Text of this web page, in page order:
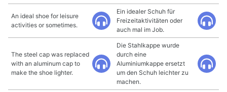
An ideal shoe for leisure
activities or sometimes.
Ein idealer Schuh für
Freizeitaktivitäten oder
auch mal im Job.
The steel cap was replaced
with an aluminum cap to
make the shoe lighter.
Die Stahlkappe wurde
durch eine
Aluminiumkappe ersetzt
um den Schuh leichter zu
machen.